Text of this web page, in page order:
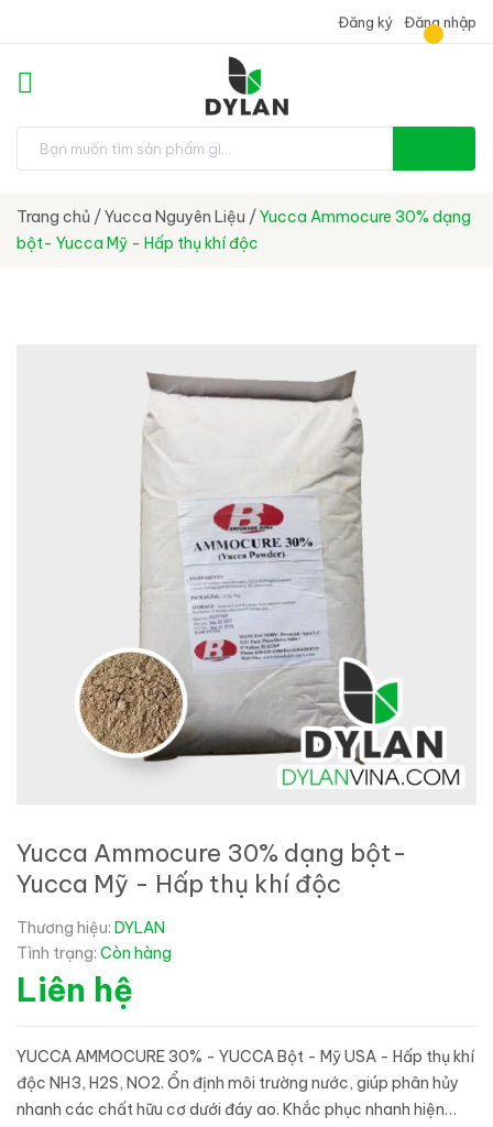
Đăng ký Đăng nhập
Trang chủ /Yucca Nguyên Liệu /Yucca Ammocure 30% dạng
bột- Yucca Mỹ - Hấp thụ khí độc
Yucca Ammocure 30% dạng bột-
Yucca Mỹ - Hấp thụ khí độc
Thương hiệu: DYLAN
Tình trạng: Còn hàng
Liên hệ
YUCCA AMMOCURE 30% - YUCCA Bột - Mỹ USA - Hấp thụ khí
độc NH3, H2S, NO2. Ổn định môi trường nước, giúp phân hủy
nhanh các chất hữu cơ dưới đáy ao. Khắc phục nhanh hiện